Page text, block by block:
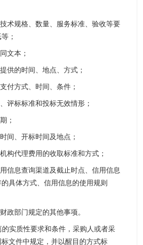
术规格、数量、服务标准、验收等要
；
文本；
供的时间、地点、方式；
付方式、时间、条件；
评标标准和投标无效情形；
；
间、开标时间及地点；
构代理费用的收取标准和方式；
信息查询渠道及截止时点、信用信息
具体方式、信用信息的使用规则
政部门规定的其他事项。
实质性要求和条件，采购人或者采
文件中规定，并以醒目的方式标